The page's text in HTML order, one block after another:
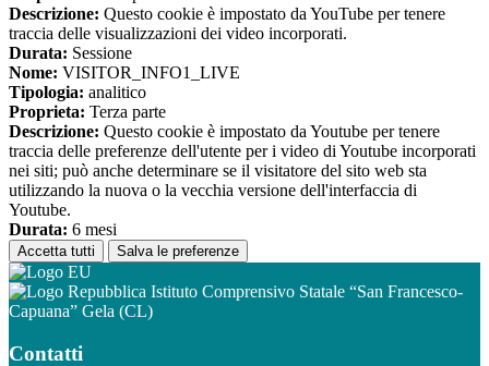
Descrizione: Questo cookie è impostato da YouTube per tenere
traccia delle visualizzazioni dei video incorporati.
Durata: Sessione
Nome: VISITOR_INFO1_LIVE
Tipologia: analitico
Proprieta: Terza parte
Descrizione: Questo cookie è impostato da Youtube per tenere
traccia delle preferenze dell'utente per i video di Youtube incorporati
nei siti; può anche determinare se il visitatore del sito web sta
utilizzando la nuova o la vecchia versione dell'interfaccia di
Youtube.
Durata: 6 mesi
Accetta tutti Salva le preferenze
Istituto Comprensivo Statale “San Francesco-
Capuana” Gela (CL)
Contatti